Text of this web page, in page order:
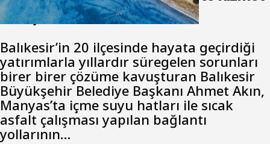
hemşerim!
Balıkesir’in 20 ilçesinde hayata geçirdiği
yatırımlarla yıllardır süregelen sorunları
birer birer çözüme kavuşturan Balıkesir
Büyükşehir Belediye Başkanı Ahmet Akın,
Manyas’ta içme suyu hatları ile sıcak
asfalt çalışması yapılan bağlantı
yollarının…